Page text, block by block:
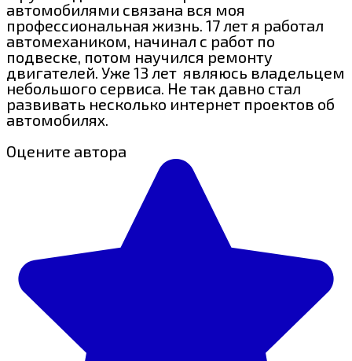
автомобилями связана вся моя
профессиональная жизнь. 17 лет я работал
автомехаником, начинал с работ по
подвеске, потом научился ремонту
двигателей. Уже 13 лет являюсь владельцем
небольшого сервиса. Не так давно стал
развивать несколько интернет проектов об
автомобилях.
Оцените автора